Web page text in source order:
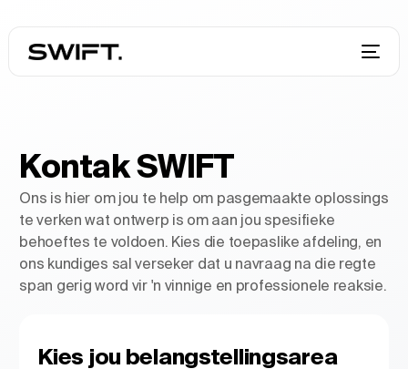
Kontak SWIFT
Ons is hier om jou te help om pasgemaakte oplossings
te verken wat ontwerp is om aan jou spesifieke
behoeftes te voldoen. Kies die toepaslike afdeling, en
ons kundiges sal verseker dat u navraag na die regte
span gerig word vir 'n vinnige en professionele reaksie.
Kies jou belangstellingsarea